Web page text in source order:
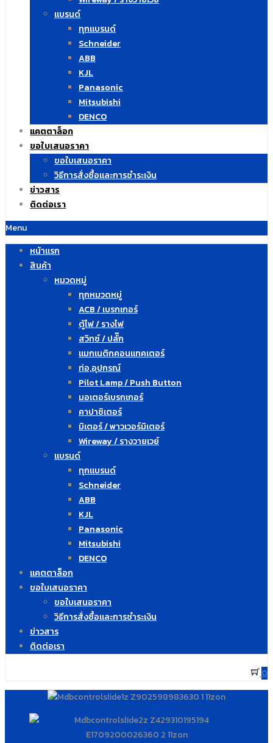
แบรนด์
ทุกแบรนด์
Schneider
ABB
KJL
Panasonic
Mitsubishi
DENCO
แคตตาล็อก
ขอใบเสนอราคา
ขอใบเสนอราคา
วิธีการสั่งซื้อและการชำระเงิน
ข่าวสาร
ติดต่อเรา
Menu
หน้าแรก
สินค้า
หมวดหมู่
ทุกหมวดหมู่
ACB / เบรกเกอร์
ตู้ไฟ / รางไฟ
สวิทซ์ / ปลั๊ก
แมกเนติกคอนแทคเตอร์
ท่อ,อุปกรณ์
Pilot Lamp / Push Button
มอเตอร์เบรกเกอร์
คาปาซิเตอร์
มิเตอร์ / พาวเวอร์มิเตอร์
Wireway / รางวายเวย์
แบรนด์
ทุกแบรนด์
Schneider
ABB
KJL
Panasonic
Mitsubishi
DENCO
แคตตาล็อก
ขอใบเสนอราคา
ขอใบเสนอราคา
วิธีการสั่งซื้อและการชำระเงิน
ข่าวสาร
ติดต่อเรา
0